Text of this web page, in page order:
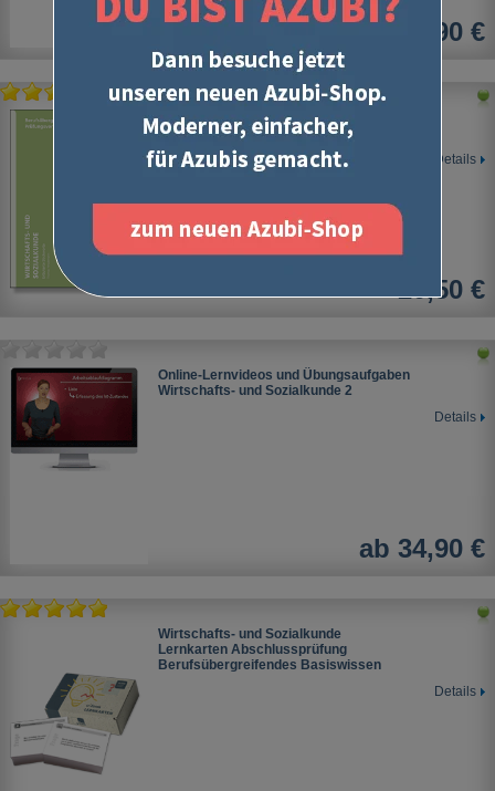
14,90 €
Wirtschafts- und Sozialkunde
Erläuterte Stichworte
Details
20,50 €
Online-Lernvideos und Übungsaufgaben
Wirtschafts- und Sozialkunde 2
Details
ab 34,90 €
Wirtschafts- und Sozialkunde
Lernkarten Abschlussprüfung
Berufsübergreifendes Basiswissen
Details